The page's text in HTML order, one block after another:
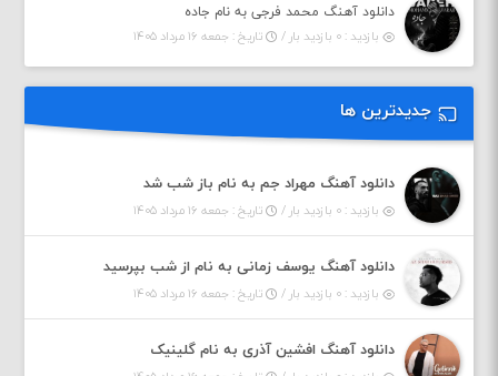
دانلود آهنگ محمد فرجی به نام جاده
بازدید : ۰ بازدید بار /
تاریخ : جمعه ۱۶ مرداد ۱۴۰۵
جدیدترین ها
دانلود آهنگ مهراد جم به نام باز شب شد
بازدید : ۰ بازدید بار / تاریخ : جمعه ۱۶ مرداد ۱۴۰۵
دانلود آهنگ یوسف زمانی به نام از شب بپرسید
بازدید : ۰ بازدید بار / تاریخ : جمعه ۱۶ مرداد ۱۴۰۵
دانلود آهنگ افشین آذری به نام گلینیک